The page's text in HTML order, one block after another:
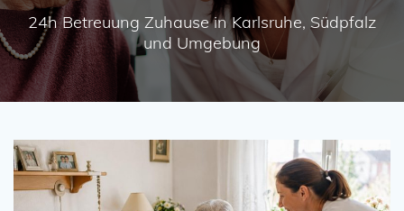
24h Betreuung Zuhause in Karlsruhe, Südpfalz
und Umgebung